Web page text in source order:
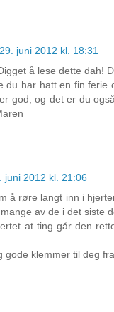
29. juni 2012 kl. 18:31
å lese dette dah!
du har hatt en fin ferie
god, og det er du
juni 2012 kl. 21:06
å røre langt inn i
av de i det siste
at ting går den
gode klemmer til deg